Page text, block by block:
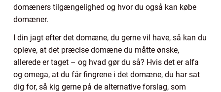
domæners tilgængelighed og hvor du også kan købe
domæner.
I din jagt efter det domæne, du gerne vil have, så kan du
opleve, at det præcise domæne du måtte ønske,
allerede er taget – og hvad gør du så? Hvis det er alfa
og omega, at du får fingrene i det domæne, du har sat
dig for, så kig gerne på de alternative forslag, som